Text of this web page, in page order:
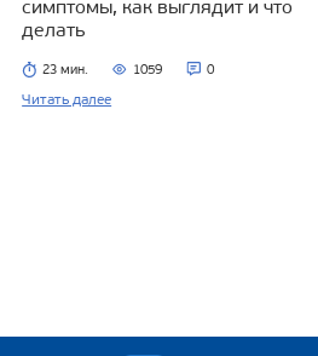
симптомы, как выглядит и что
делать
23 мин. 1059 0
Читать далее